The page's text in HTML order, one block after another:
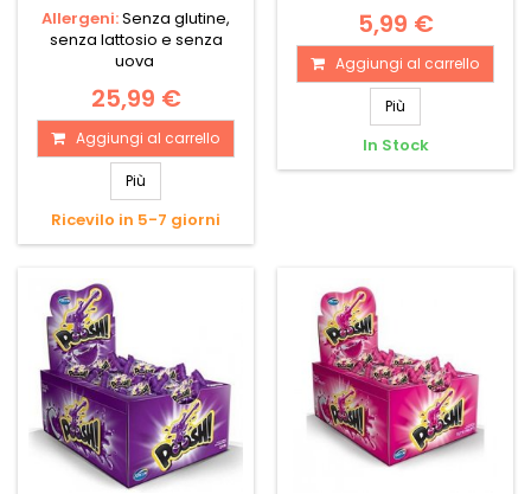
Allergeni:Senza glutine,
senza lattosio e senza
uova
25,99 €
Aggiungi al carrello
Più
Ricevilo in 5-7 giorni
5,99 €
Aggiungi al carrello
Più
In Stock